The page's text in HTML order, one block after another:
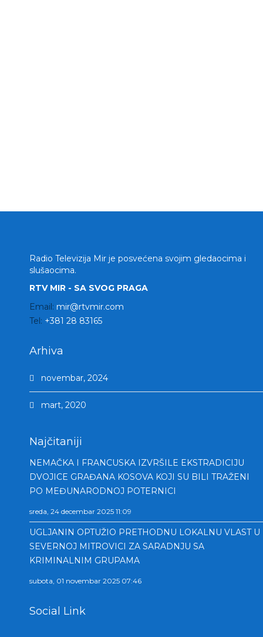
Radio Televizija Mir je posvećena svojim gledaocima i
slušaocima.
RTV MIR - SA SVOG PRAGA
Email: mir@rtvmir.com
Tel: +381 28 83165
Arhiva
novembar, 2024
mart, 2020
Najčitaniji
NEMAČKA I FRANCUSKA IZVRŠILE EKSTRADICIJU
DVOJICE GRAĐANA KOSOVA KOJI SU BILI TRAŽENI
PO MEĐUNARODNOJ POTERNICI
sreda, 24 decembar 2025 11:09
UGLJANIN OPTUŽIO PRETHODNU LOKALNU VLAST U
SEVERNOJ MITROVICI ZA SARADNJU SA
KRIMINALNIM GRUPAMA
subota, 01 novembar 2025 07:46
Social Link